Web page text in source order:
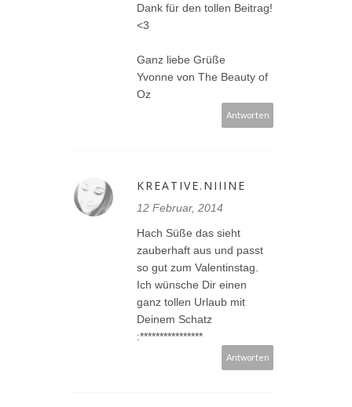
Dank für den tollen Beitrag!
<3
Ganz liebe Grüße
Yvonne von The Beauty of
Oz
Antworten
KREATIVE.NIIINE
12 Februar, 2014
Hach Süße das sieht
zauberhaft aus und passt
so gut zum Valentinstag.
Ich wünsche Dir einen
ganz tollen Urlaub mit
Deinem Schatz
:****************
Antworten